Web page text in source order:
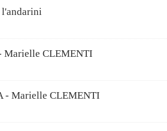
l'andarini
Marielle CLEMENTI
- Marielle CLEMENTI